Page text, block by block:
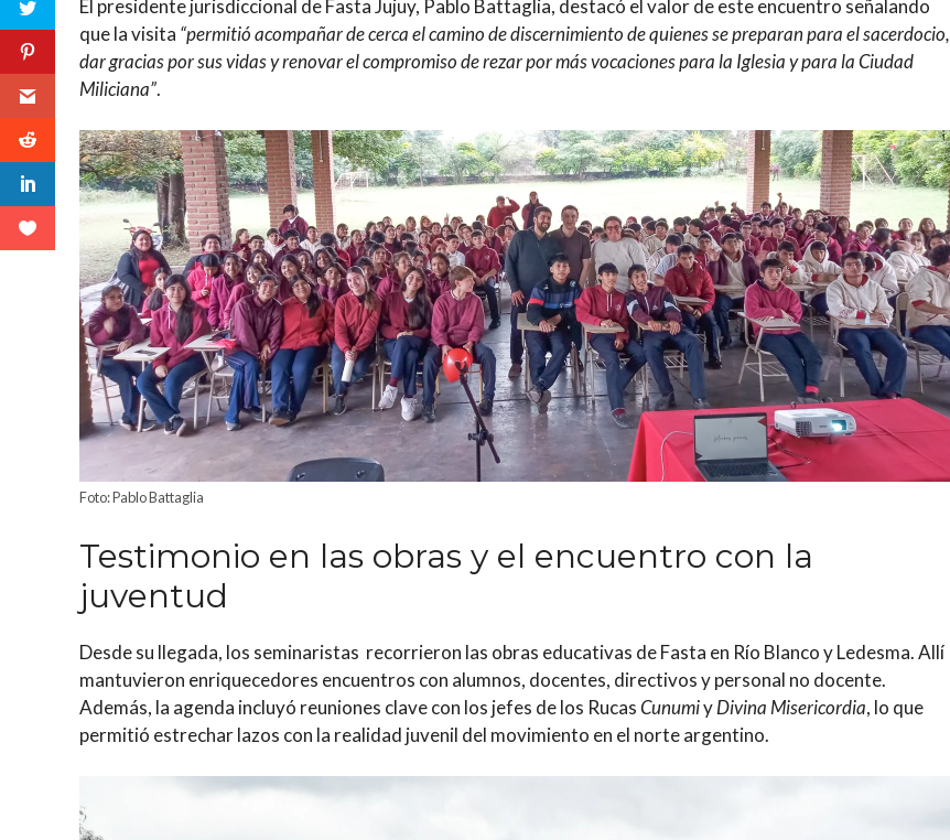
El presidente jurisdiccional de Fasta Jujuy, Pablo Battaglia, destacó el valor de este encuentro señalando
que la visita “permitió acompañar de cerca el camino de discernimiento de quienes se preparan para el sacerdocio,
dar gracias por sus vidas y renovar el compromiso de rezar por más vocaciones para la Iglesia y para la Ciudad
Miliciana”.
Foto: Pablo Battaglia
Testimonio en las obras y el encuentro con la
juventud
Desde su llegada, los seminaristas recorrieron las obras educativas de Fasta en Río Blanco y Ledesma. Allí
mantuvieron enriquecedores encuentros con alumnos, docentes, directivos y personal no docente.
Además, la agenda incluyó reuniones clave con los jefes de los RucasCunumiyDivina Misericordia, lo que
permitió estrechar lazos con la realidad juvenil del movimiento en el norte argentino.